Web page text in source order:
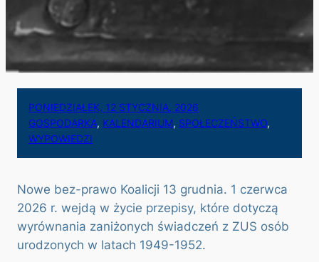
PONIEDZIAŁEK, 12 STYCZNIA, 2026
GOSPODARKA, KALENDARIUM, SPOŁECZEŃSTWO
WYPOWIEDZI
Nowe bez-prawo Koalicji 13 grudnia. 1 czerwca
2026 r. wejdą w życie przepisy, które dotyczą
wyrównania zaniżonych świadczeń z ZUS osób
urodzonych w latach 1949-1952.